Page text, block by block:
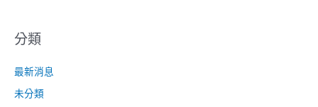
分類
最新消息
未分類